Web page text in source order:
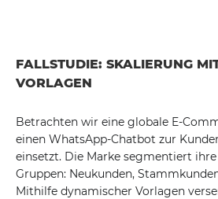
FALLSTUDIE: SKALIERUNG
VORLAGEN
Betrachten wir eine globale E-
einen WhatsApp-Chatbot zur
einsetzt. Die Marke segmentiert
Gruppen: Neukunden,
Mithilfe dynamischer Vorlagen